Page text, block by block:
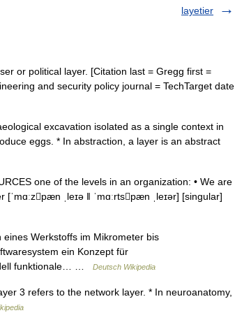
layetier
or political layer. [Citation last = Gregg first =
and security policy journal = TechTarget date
excavation isolated as a single context in
eggs. * In abstraction, a layer is an abstract
one of the levels in an organization: • We are
ˌleɪə ǁ ˈmɑːrtspæn ˌleɪər] [singular]
Werkstoffs im Mikrometer bis
ein Konzept für
funktionale… …
Deutsch Wikipedia
3 refers to the network layer. * In neuroanatomy,